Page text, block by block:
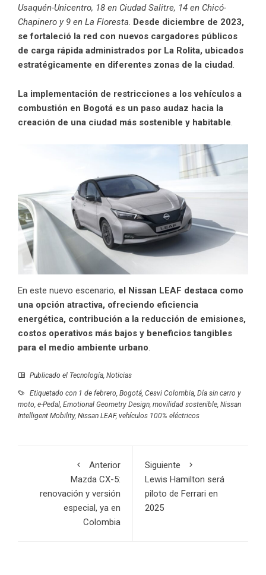
Usaquén-Unicentro, 18 en Ciudad Salitre, 14 en Chicó-
Chapinero y 9 en La Floresta. Desde diciembre de 2023,
se fortaleció la red con nuevos cargadores públicos
de carga rápida administrados por La Rolita, ubicados
estratégicamente en diferentes zonas de la ciudad.
La implementación de restricciones a los vehículos a
combustión en Bogotá es un paso audaz hacia la
creación de una ciudad más sostenible y habitable.
En este nuevo escenario, el Nissan LEAF destaca como
una opción atractiva, ofreciendo eficiencia
energética, contribución a la reducción de emisiones,
costos operativos más bajos y beneficios tangibles
para el medio ambiente urbano
Publicado el Tecnología Noticias
Etiquetado con 1 de febrero Bogotá Cesvi Colombia Día sin carro y
moto e-Pedal Emotional Geometry Design movilidad sostenible Nissan
Intelligent Mobility, Nissan LEAF, vehículos 100% eléctricos
Anterior
Mazda CX-5:
renovación y versión
especial, ya en
Colombia
Siguiente
Lewis Hamilton será
piloto de Ferrari en
2025